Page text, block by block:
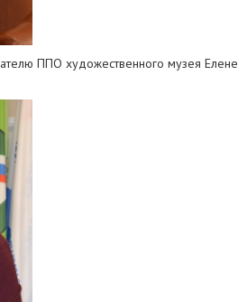
ППО художественного музея Елене